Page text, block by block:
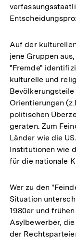
Auf der
jene Gruppen
"Fremde"
kulturelle und
Orientierungen
politischen
geraten. Zum
Länder wie die
Institutionen wie
für die nationale
Wer zu den
Situation
1980er und
Asylbewerber,
der